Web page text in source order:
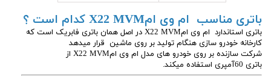
باتری مناسب ام وی امX22 MVM کدام است ؟
باتری استاندارد ام وی امX22 MVM در اصل همان باتری فابریک است که
کارخانه خودرو سازی هنگام تولید بر روی ماشین قرار میدهد
شرکت سازنده بر روی خودرو های مدل ام وی امX22 MVM از
باتری 60آمپری استفاده میکند.